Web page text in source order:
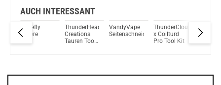
Aspire AGT Air-Intake Base 1,2mm
Du willst Kröten sparen?
Schau mal hier!
Dovpo Ayce Pro Pod System Kit Blau
AUCH INTERESSANT
Vapefly
Schere
ThunderHead
Creations
Tauren Tool
VandyVape
Seitenschneider
ThunderCloud
x Coilturd
Pro Tool Kit
Vape
Tweezer